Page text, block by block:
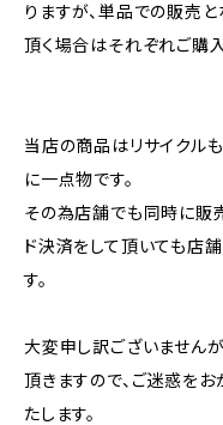
りますが、単品での販売
頂く場合はそれぞれご購
当店の商品はリサイクル
に一点物です。
その為店舗でも同時に販
ド決済をして頂いても店
す。
大変申し訳ございません
頂きますので、ご迷惑をお
たします。